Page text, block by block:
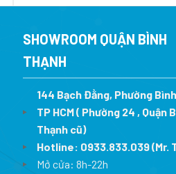
₫.
là:
SHOWROOM QUẬN BÌNH
THẠNH
144 Bạch Đằng, Phường
TP HCM ( Phường 24 , Quận
Thạnh cũ)
Hotline: 0933.833.039(Mr.
Mở cửa: 8h-22h